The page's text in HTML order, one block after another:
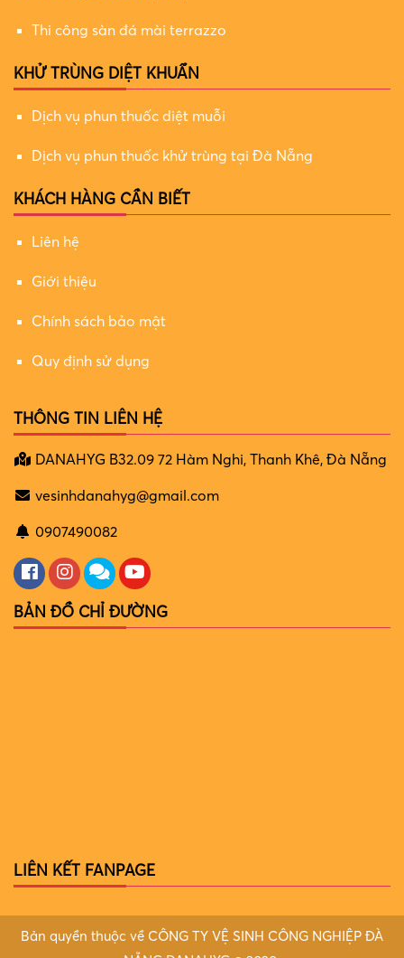
Thi công sàn đá mài terrazzo
KHỬ TRÙNG DIỆT KHUẨN
Dịch vụ phun thuốc diệt muỗi
Dịch vụ phun thuốc khử trùng tại Đà Nẵng
KHÁCH HÀNG CẦN BIẾT
Liên hệ
Giới thiệu
Chính sách bảo mật
Quy định sử dụng
THÔNG TIN LIÊN HỆ
DANAHYG B32.09 72 Hàm Nghi, Thanh Khê, Đà Nẵng
vesinhdanahyg@gmail.com
0907490082
BẢN ĐỒ CHỈ ĐƯỜNG
LIÊN KẾT FANPAGE
Bản quyền thuộc về CÔNG TY VỆ SINH CÔNG NGHIỆP ĐÀ